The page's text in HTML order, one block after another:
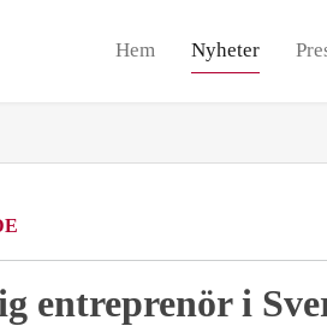
Hem Nyheter
entreprenör i